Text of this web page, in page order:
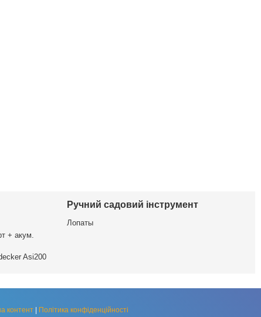
+ акум.
Asi200
Ручний садовий інструмент
Лопаты
контент | Політика конфіденційності